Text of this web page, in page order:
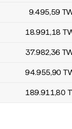
9.495,59
18.991,18
37.982,36
94.955,90
189.911,80